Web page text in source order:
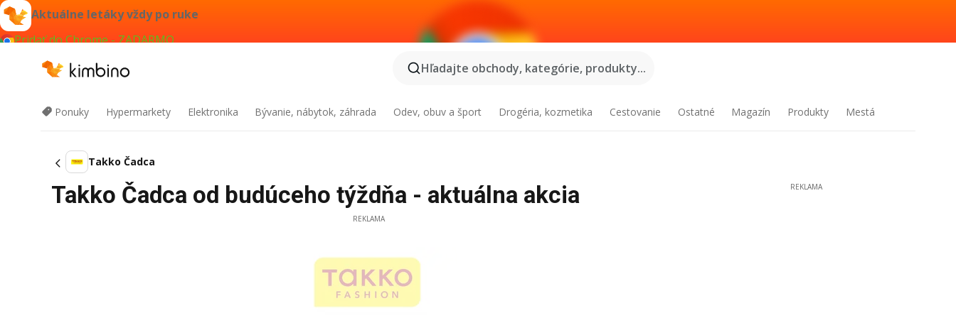
Aktuálne letáky vždy po ruke
Pridať do Chrome - ZADARMO
Hľadajte obchody, kategórie, produkty...
Ponuky Hypermarkety Elektronika Bývanie, nábytok, záhrada Odev, obuv a šport Drogéria, kozmetika Cestovanie Ostatné Magazín Produkty Mestá
Takko Čadca
Takko Čadca od budúceho týždňa - aktuálna akcia
REKLAMA
REKLAMA